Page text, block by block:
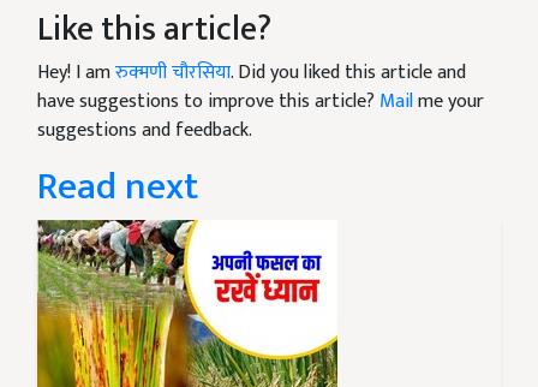
Like this article?
Hey! I amरुक्मणी चौरसिया. Did you liked this article and
have suggestions to improve this article? Mailme your
suggestions and feedback.
Read next